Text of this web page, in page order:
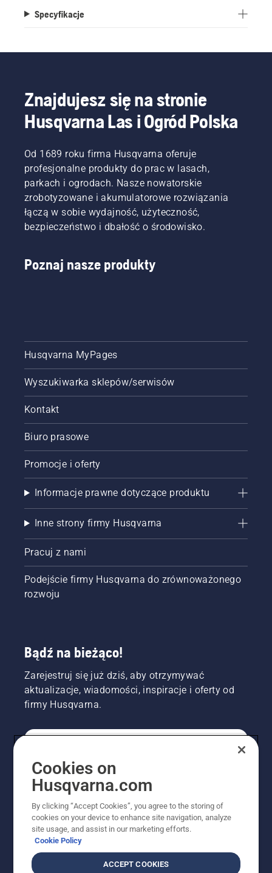
Specyfikacje
Znajdujesz się na stronie
Husqvarna Las i Ogród Polska
Od 1689 roku firma Husqvarna oferuje
profesjonalne produkty do prac w lasach,
parkach i ogrodach. Nasze nowatorskie
zrobotyzowane i akumulatorowe rozwiązania
łączą w sobie wydajność, użyteczność,
bezpieczeństwo i dbałość o środowisko.
Poznaj nasze produkty
Husqvarna MyPages
Wyszukiwarka sklepów/serwisów
Kontakt
Biuro prasowe
Promocje i oferty
Informacje prawne dotyczące produktu
Inne strony firmy Husqvarna
Pracuj z nami
Podejście firmy Husqvarna do zrównoważonego
rozwoju
Bądź na bieżąco!
Zarejestruj się już dziś, aby otrzymywać
aktualizacje, wiadomości, inspiracje i oferty od
firmy Husqvarna.
PROFESJONALISTA
Cookies on
Husqvarna.com
By clicking “Accept Cookies”, you agree to the storing of
cookies on your device to enhance site navigation, analyze
site usage, and assist in our marketing efforts.
Cookie Policy
ACCEPT COOKIES